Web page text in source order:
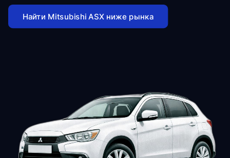
Найти Mitsubishi ASX ниже рынка